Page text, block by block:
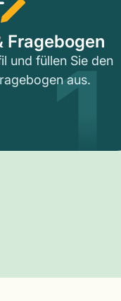
Fragebogen
und füllen Sie den
aus.
1